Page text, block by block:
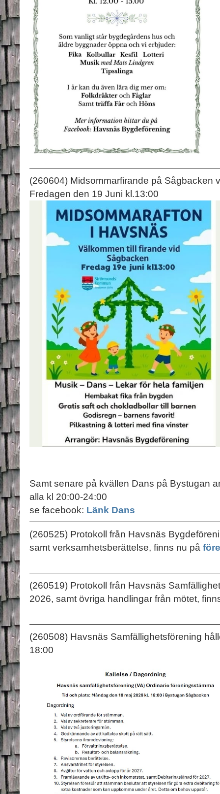
(260604) Midsommarfirande på Sågbacken
Fredagen den 19 Juni kl.13:00
Samt senare på kvällen Dans på Bystugan
alla kl 20:00-24:00
se facebook: Länk Dans
(260525) Protokoll från Havsnäs
samt verksamhetsberättelse, finns nu på
(260519) Protokoll från Havsnäs
2026, samt övriga handlingar från mötet,
(260508) Havsnäs Samfällighetsförening
18:00